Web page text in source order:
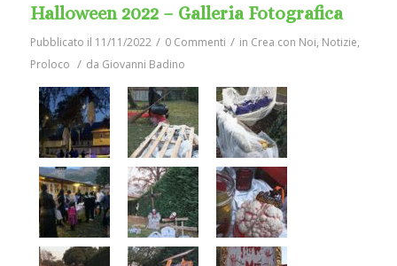
Halloween 2022 – Galleria Fotografica
Pubblicato il 11/11/2022 / 0 Commenti / in Crea con Noi, Notizie,
Proloco / da Giovanni Badino